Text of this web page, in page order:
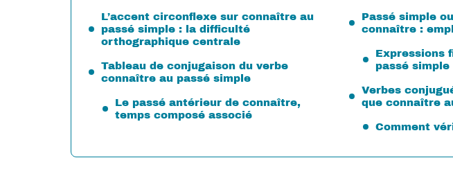
L’accent circonflexe sur connaître au
passé simple : la difficulté
orthographique centrale
Tableau de conjugaison du verbe
connaître au passé simple
Le passé antérieur de connaître,
temps composé associé
Passé simple
connaître :
Expressions
passé simple
Verbes
que connaître
Comment